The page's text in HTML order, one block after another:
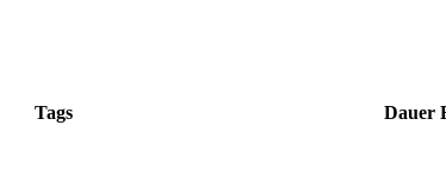
Tags Dauer